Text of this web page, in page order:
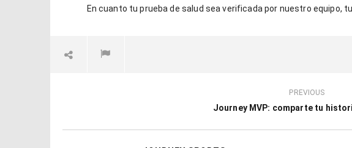
En cuanto tu prueba de salud sea verificada por nuestro equipo,
PREVIOUS
Journey MVP: comparte tu